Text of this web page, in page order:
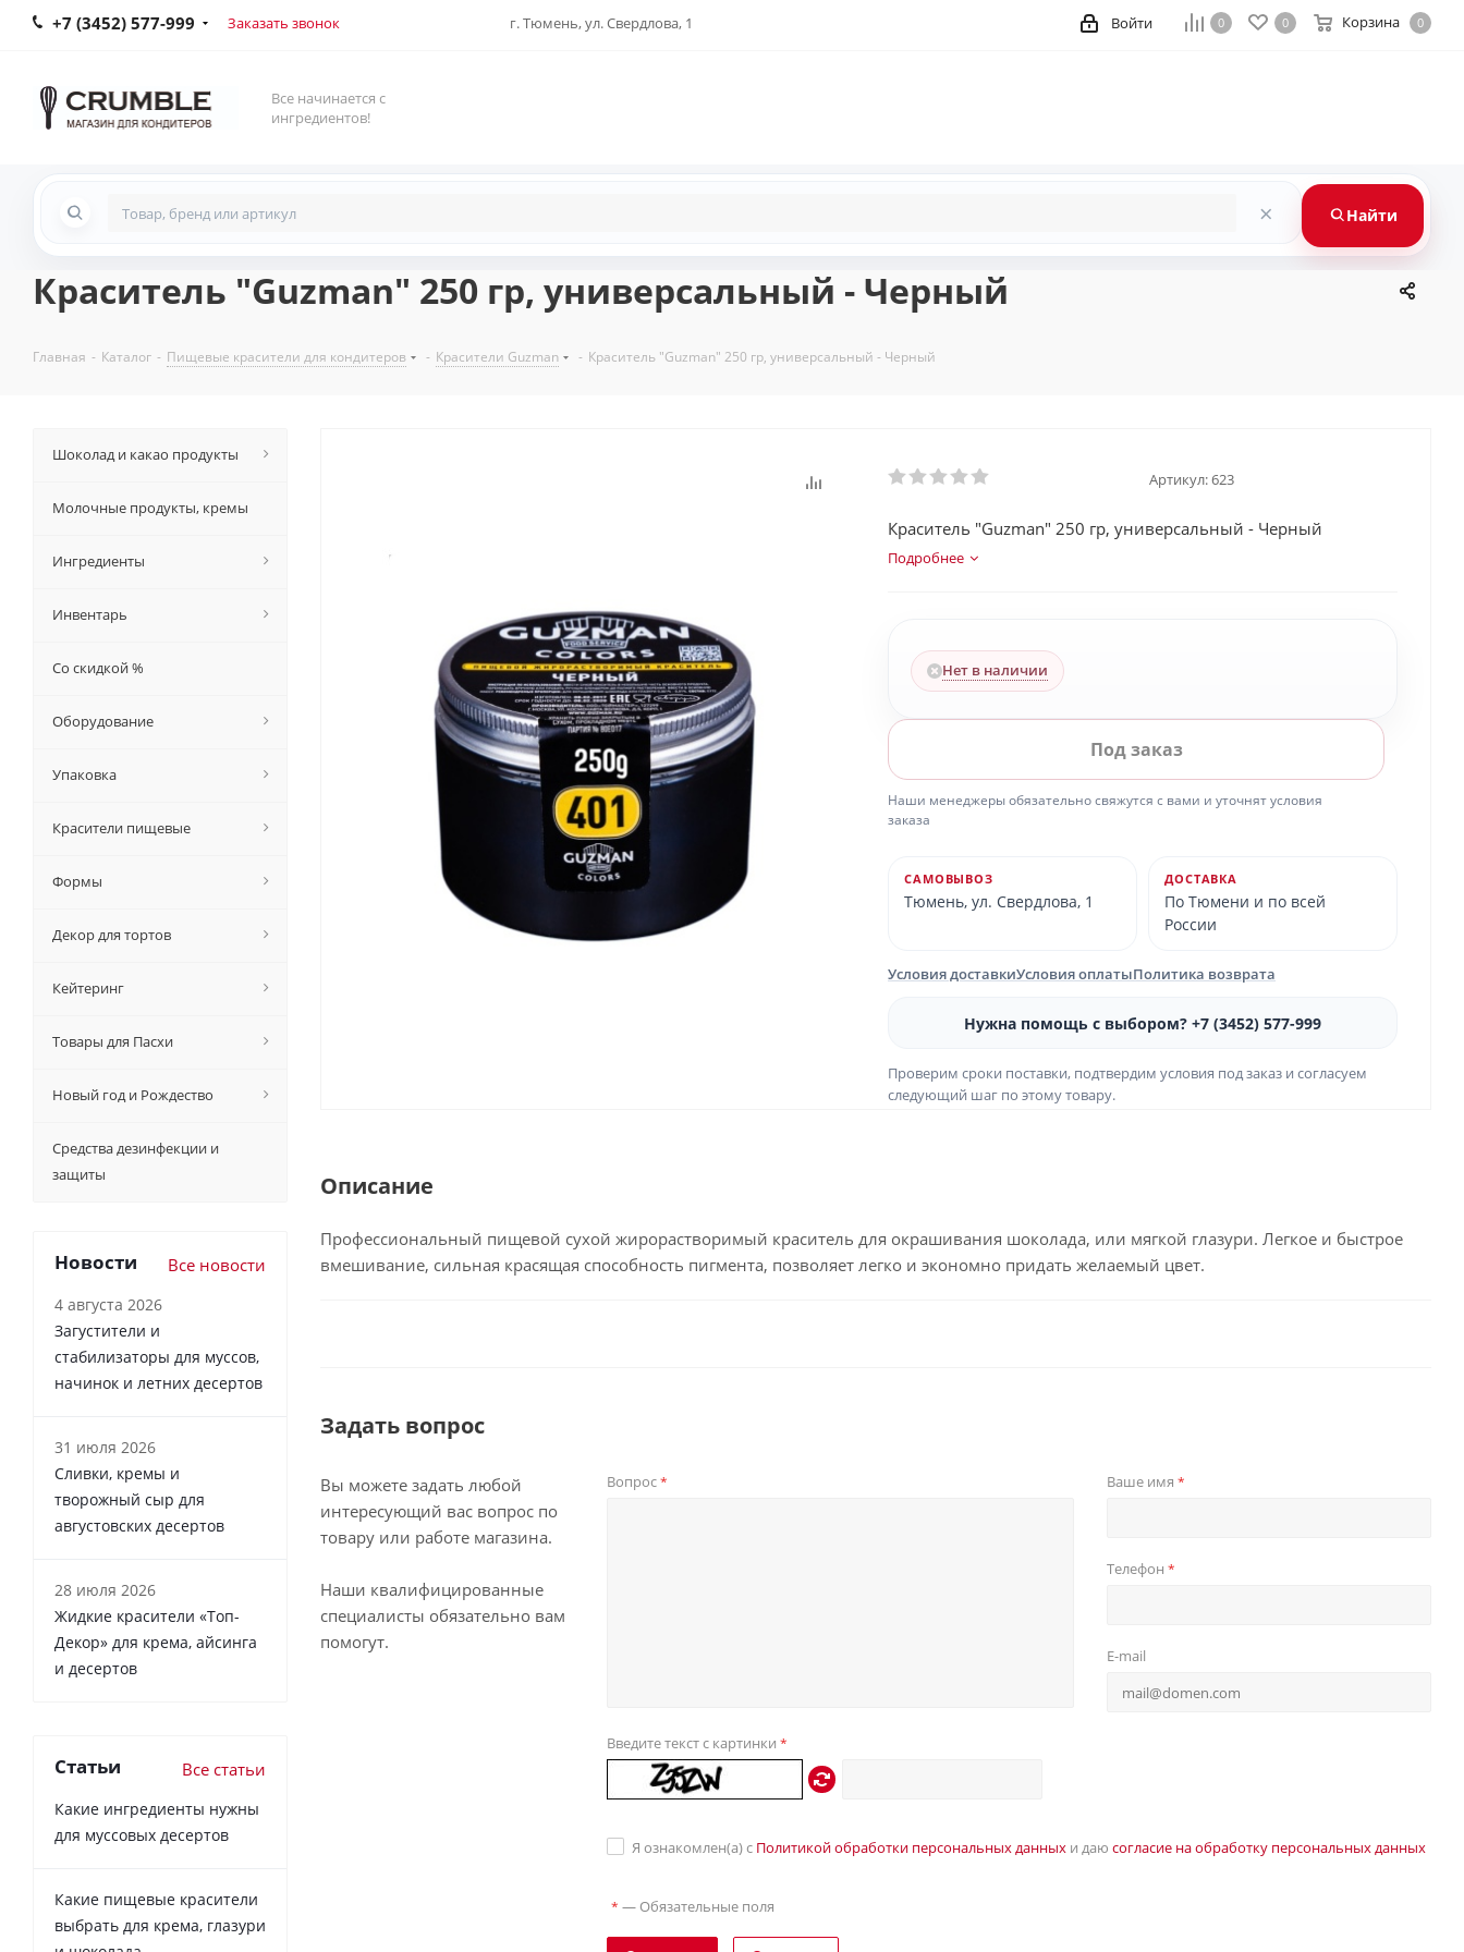
+7 (3452) 577-999 Заказать звонок г. Тюмень, ул. Свердлова, 1 0 0 Корзина 0
Войти
Все начинается с
ингредиентов!
× Найти
Краситель "Guzman" 250 гр, универсальный - Черный
Главная - Каталог - Пищевые красители для кондитеров - Красители Guzman - Краситель "Guzman" 250 гр, универсальный - Черный
Артикул:623
Краситель "Guzman" 250 гр, универсальный - Черный
Подробнее
Нет в наличии
Под заказ
Наши менеджеры обязательно свяжутся с вами и уточнят условия
заказа
САМОВЫВОЗ
Тюмень, ул. Свердлова, 1
ДОСТАВКА
По Тюмени и по всей
России
Условия доставкиУсловия оплатыПолитика возврата
Нужна помощь с выбором? +7 (3452) 577-999
Проверим сроки поставки, подтвердим условия под заказ и согласуем
следующий шаг по этому товару.
Описание
Профессиональный пищевой сухой жирорастворимый краситель для окрашивания шоколада, или мягкой глазури. Легкое и быстрое
вмешивание, сильная красящая способность пигмента, позволяет легко и экономно придать желаемый цвет.
Задать вопрос
Вы можете задать любой
интересующий вас вопрос по
товару или работе магазина.
Наши квалифицированные
специалисты обязательно вам
помогут.
Вопрос* Ваше имя *
Телефон *
E-mail
Введите текст с картинки *
Я ознакомлен(а) с Политикой обработки персональных данныхи даю согласие на обработку персональных данных
* — Обязательные поля
Шоколад и какао продукты
Молочные продукты, кремы
Ингредиенты
Инвентарь
Со скидкой %
Оборудование
Упаковка
Красители пищевые
Формы
Декор для тортов
Кейтеринг
Товары для Пасхи
Новый год и Рождество
Средства дезинфекции и
защиты
Новости Все новости
4 августа 2026
Загустители и
стабилизаторы для муссов,
начинок и летних десертов
31 июля 2026
Сливки, кремы и
творожный сыр для
августовских десертов
28 июля 2026
Жидкие красители «Топ-
Декор» для крема, айсинга
и десертов
Статьи Все статьи
Какие ингредиенты нужны
для муссовых десертов
Какие пищевые красители
выбрать для крема, глазури